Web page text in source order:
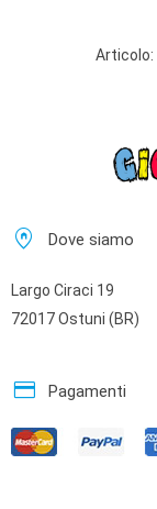
Articolo:
home_pin Dove siamo
Largo Ciraci 19
72017 Ostuni (BR)
credit_card Pagamenti